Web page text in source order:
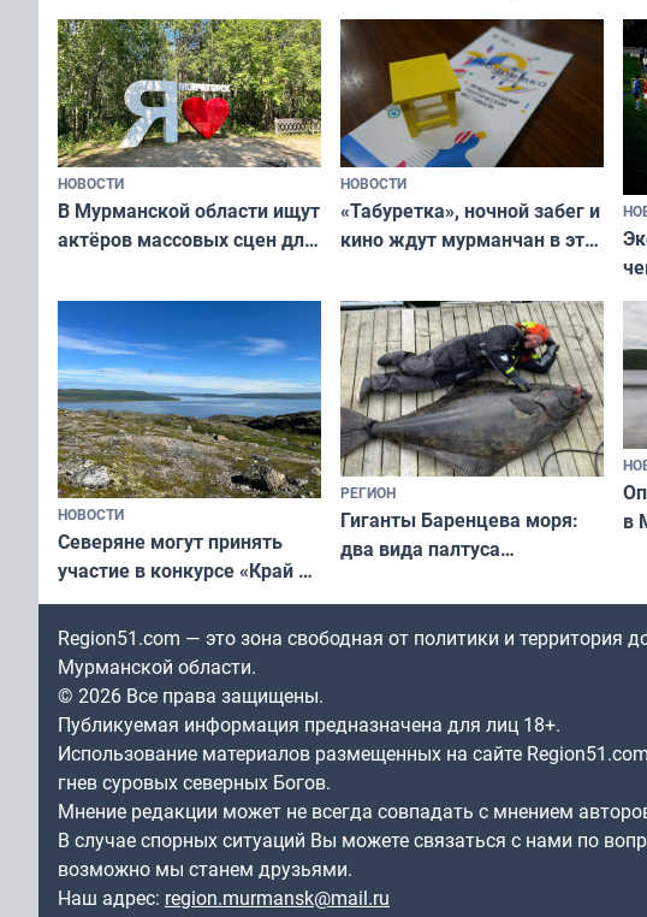
и фотографов
ищут новый дом
НОВОСТИ
В Мурманской области ищут
актёров массовых сцен для
короткометражном фильме
НОВОСТИ
«Табуретка», ночной забег и
кино ждут мурманчан в эти
НОВОСТИ
Северяне могут принять
участие в конкурсе «Край у
северной границы: фотогид
по Печенгскому округу»
РЕГИОН
Гиганты Баренцева моря:
два вида палтуса
в
Region51.com — это зона свободная от политики и
Мурманской области.
© 2026 Все права защищены.
Публикуемая информация предназначена для лиц 18+.
Использование материалов размещенных на сайте
гнев суровых северных Богов.
Мнение редакции может не всегда совпадать с мнением
В случае спорных ситуаций Вы можете связаться с нами по
возможно мы станем друзьями.
Наш адрес: region.murmansk@mail.ru